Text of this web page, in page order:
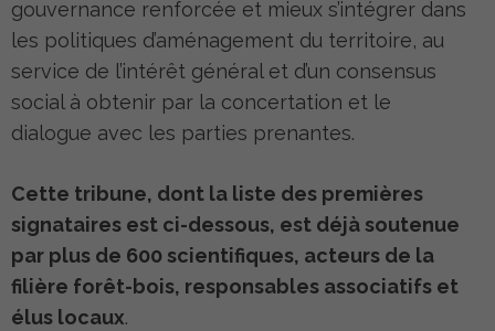
gouvernance renforcée et mieux s’intégrer dans
les politiques d’aménagement du territoire, au
service de l’intérêt général et d’un consensus
social à obtenir par la concertation et le
dialogue avec les parties prenantes.
Cette tribune, dont la liste des premières
signataires est ci-dessous, est déjà soutenue
par plus de 600 scientifiques, acteurs de la
filière forêt-bois, responsables associatifs et
élus locaux.